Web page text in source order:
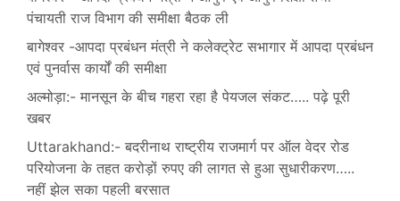
पंचायती राज विभाग की समीक्षा बैठक ली
बागेश्वर -आपदा प्रबंधन मंत्री ने कलेक्ट्रेट सभागार में आपदा प्रबंधन
एवं पुनर्वास कार्यों की समीक्षा
अल्मोड़ा:- मानसून के बीच गहरा रहा है पेयजल संकट….. पढ़े पूरी
खबर
Uttarakhand:- बदरीनाथ राष्ट्रीय राजमार्ग पर ऑल वेदर रोड
परियोजना के तहत करोड़ों रुपए की लागत से हुआ सुधारीकरण…..
नहीं झेल सका पहली बरसात